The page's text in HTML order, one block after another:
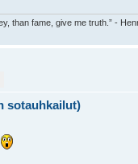
than fame, give me truth.” -
sotauhkailut)